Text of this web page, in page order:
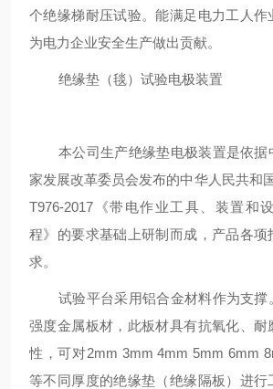
个绝缘梯耐压试验。能满足电力工人作
为电力企业安全生产做出贡献。
绝缘垫（毯）试验电极装置
本公司生产绝缘垫电极装置是依据
家发展改革委员会发布的中华人民共和
T976-2017 《带电作业工具、装置和
程》的要求基础上研制而成，产品各项
求。
试验平台采用铝合金材料作为支撑
强度金属板材，此板材具有抗氧化、耐
性，可对2mm 3mm 4mm 5mm 6mm
等不同厚度的绝缘垫（绝缘隔板）进行